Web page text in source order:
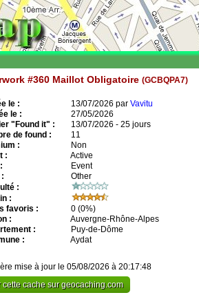
#360 Maillot Obligatoire (GCBQPA7)
le : 13/07/2026 par Vavitu
le :
27/05/2026
"Found it" :
13/07/2026 - 25 jours
de found :
11
:
Non
:
Active
Event
Other
:
:
favoris :
0 (0%)
:
Auvergne-Rhône-Alpes
:
Puy-de-Dôme
:
Aydat
mise à jour le 05/08/2026 à 20:17:48
cette cache sur geocaching.com